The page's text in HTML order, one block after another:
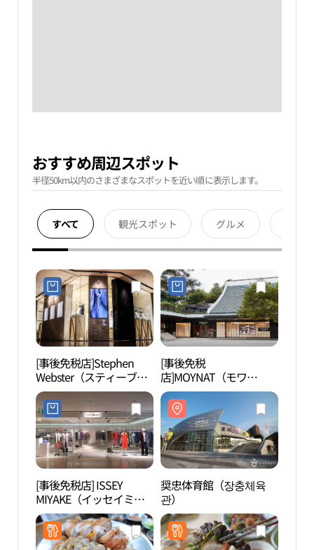
おすすめ周辺スポット
半径50km以内のさまざまなスポットを近い順に表示します。
すべて 観光スポット グルメ
[事後免税店]Stephen
Webster（スティーブ
ン・ウェブスター）(스
티븐웹스터)
[事後免税
店]MOYNAT（モワ
ナ）・シンラ（新羅）ホ
テル店(모이나 신라호텔
점)
[事後免税店] ISSEY
MIYAKE（イッセイミヤ
ケ）・シンラ（新羅）ホ
テル店(이세이미야케 신
라호텔점)
奨忠体育館（장충체육
관）